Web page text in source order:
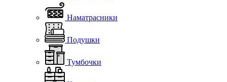
Наматрасники
Подушки
Тумбочки